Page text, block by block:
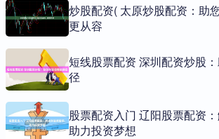
炒股配资( 太原炒股配资：助
更从容
短线股票配资 深圳配资炒股
径
股票配资入门 辽阳股票配资
助力投资梦想